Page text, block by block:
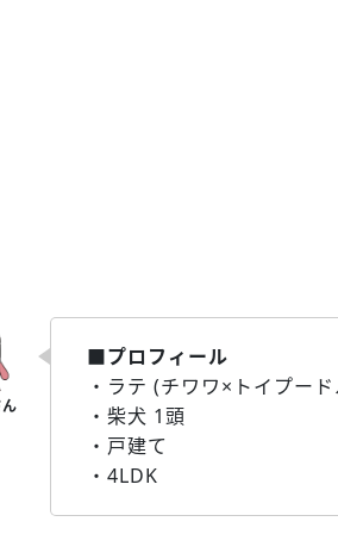
■プロフィール
・ラテ (チワワ×トイプー
・柴犬 1頭
・戸建て
・4LDK